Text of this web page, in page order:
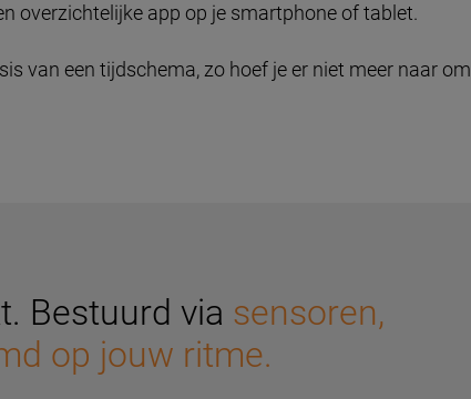
overzichtelijke app op je smartphone of tablet.
van een tijdschema, zo hoef je er niet meer naar om
Bestuurd via sensoren,
op jouw ritme.